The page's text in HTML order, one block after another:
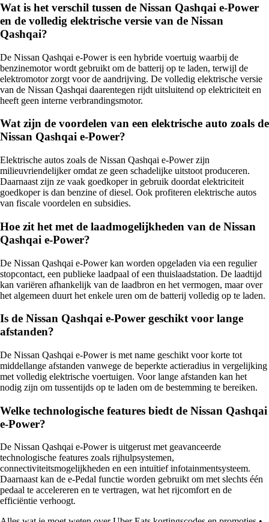
Wat is het verschil tussen de Nissan Qashqai e-Power
en de volledig elektrische versie van de Nissan
Qashqai?
De Nissan Qashqai e-Power is een hybride voertuig waarbij de
benzinemotor wordt gebruikt om de batterij op te laden, terwijl de
elektromotor zorgt voor de aandrijving. De volledig elektrische versie
van de Nissan Qashqai daarentegen rijdt uitsluitend op elektriciteit en
heeft geen interne verbrandingsmotor.
Wat zijn de voordelen van een elektrische auto zoals de
Nissan Qashqai e-Power?
Elektrische autos zoals de Nissan Qashqai e-Power zijn
milieuvriendelijker omdat ze geen schadelijke uitstoot produceren.
Daarnaast zijn ze vaak goedkoper in gebruik doordat elektriciteit
goedkoper is dan benzine of diesel. Ook profiteren elektrische autos
van fiscale voordelen en subsidies.
Hoe zit het met de laadmogelijkheden van de Nissan
Qashqai e-Power?
De Nissan Qashqai e-Power kan worden opgeladen via een regulier
stopcontact, een publieke laadpaal of een thuislaadstation. De laadtijd
kan variëren afhankelijk van de laadbron en het vermogen, maar over
het algemeen duurt het enkele uren om de batterij volledig op te laden.
Is de Nissan Qashqai e-Power geschikt voor lange
afstanden?
De Nissan Qashqai e-Power is met name geschikt voor korte tot
middellange afstanden vanwege de beperkte actieradius in vergelijking
met volledig elektrische voertuigen. Voor lange afstanden kan het
nodig zijn om tussentijds op te laden om de bestemming te bereiken.
Welke technologische features biedt de Nissan Qashqai
e-Power?
De Nissan Qashqai e-Power is uitgerust met geavanceerde
technologische features zoals rijhulpsystemen,
connectiviteitsmogelijkheden en een intuïtief infotainmentsysteem.
Daarnaast kan de e-Pedal functie worden gebruikt om met slechts één
pedaal te accelereren en te vertragen, wat het rijcomfort en de
efficiëntie verhoogt.